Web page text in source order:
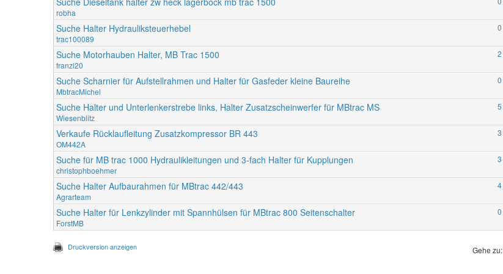
robha
Suche Halter Hydrauliksteuerhebel
trac100089
0
Suche Motorhauben Halter, MB Trac 1500
franzl20
2
Suche Scharnier für Aufstellrahmen und Halter für Gasfeder kleine Baureihe
MbtracMichel
0
Suche Halter und Unterlenkerstrebe links, Halter Zusatzscheinwerfer für MBtrac MS
Wiesenblitz
5
Verkaufe Rücklaufleitung Zusatzkompressor BR 443
OM442A
3
Suche für MB trac 1000 Hydraulikleitungen und 3-fach Halter für Kupplungen
christophboehmer
3
Suche Halter Aufbaurahmen für MBtrac 442/443
Agrarteam
4
Suche Halter für Lenkzylinder mit Spannhülsen für MBtrac 800 Seitenschalter
ForstMB
0
Druckversion anzeigen Gehe zu: